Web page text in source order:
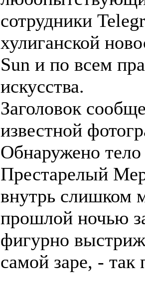
сотрудники
хулиганской
Sun и по всем
искусства.
Заголовок
известной
Обнаружено
Престарелый
внутрь слишком
прошлой ночью
фигурно
самой заре, - так